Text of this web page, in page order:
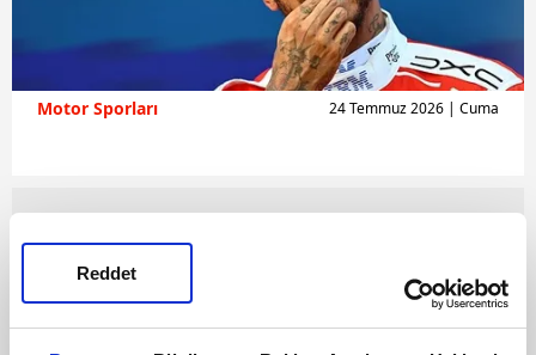
Reddet
Motor Sporları 24 Temmuz 2026 | Cuma